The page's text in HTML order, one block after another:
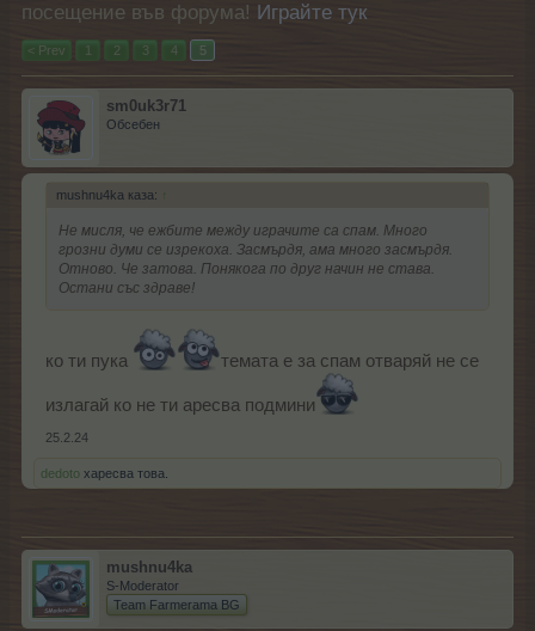
посещение във форума! Играйте тук
< Prev 1 2 3 4 5
sm0uk3r71
Обсебен
mushnu4ka каза: ↑
Не мисля, че ежбите между играчите са спам. Много
грозни думи се изрекоха. Засмърдя, ама много засмърдя.
Отново. Че затова. Понякога по друг начин не става.
Остани със здраве!
ко ти пука темата е за спам отваряй не се
излагай ко не ти аресва подмини
25.2.24
dedoto харесва това.
mushnu4ka
S-Moderator
Team Farmerama BG